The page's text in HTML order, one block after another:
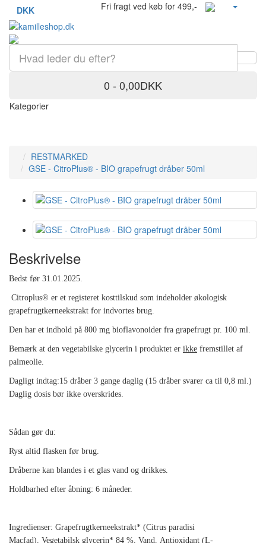
DKK Fri fragt ved køb for 499,-
0 - 0,00DKK
Kategorier
RESTMARKED
GSE - CitroPlus® - BIO grapefrugt dråber 50ml
Beskrivelse
Bedst før 31.01.2025.
Citroplus® er et registeret kosttilskud som indeholder økologisk
grapefrugtkerneekstrakt for indvortes brug.
Den har et indhold på 800 mg bioflavonoider fra grapefrugt pr. 100 ml.
Bemærk at den vegetabilske glycerin i produktet er ikke fremstillet af
palmeolie.
Dagligt indtag:15 dråber 3 gange daglig (15 dråber svarer ca til 0,8 ml.)
Daglig dosis bør ikke overskrides.
Sådan gør du:
Ryst altid flasken før brug.
Dråberne kan blandes i et glas vand og drikkes.
Holdbarhed efter åbning: 6 måneder.
Ingredienser: Grapefrugtkerneekstrakt* (Citrus paradisi
Macfad), Vegetabilsk glycerin* 84 %, Vand, Antioxidant (L-